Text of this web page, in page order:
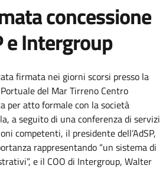
concessione
e Intergroup
firmata nei giorni scorsi presso la
del Mar Tirreno Centro
per atto formale con la società
a seguito di una conferenza di servizi
competenti, il presidente dell’AdSP,
rappresentando “un sistema di
e il COO di Intergroup, Walter